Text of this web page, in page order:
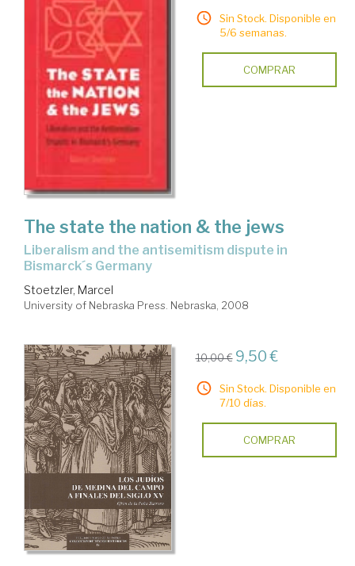
Sin Stock. Disponible en
5/6 semanas.
COMPRAR
The state the nation & the jews
liberalism and the antisemitism dispute in
Bismarck´s Germany
Stoetzler, Marcel
University of Nebraska Press. Nebraska, 2008
10,00 € 9,50 €
Sin Stock. Disponible en
7/10 días.
COMPRAR